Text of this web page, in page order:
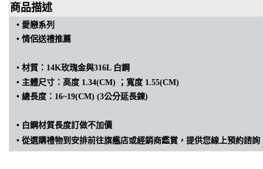
商品描述
• 愛戀系列
•情侶送禮推薦
•材質：14K玫瑰金與316L 白鋼
• 主體尺寸：高度 1.34(CM) ；寬度 1.55(CM)
•總長度：16~19(CM) (3公分延長鍊)
• 白鋼材質長度訂做不加價
•從選購禮物到安排前往旗艦店或經銷商鑑賞，提供您線上預約諮